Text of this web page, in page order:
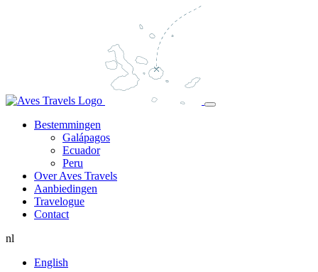
Bestemmingen
Galápagos
Ecuador
Peru
Over Aves Travels
Aanbiedingen
Travelogue
Contact
nl
English